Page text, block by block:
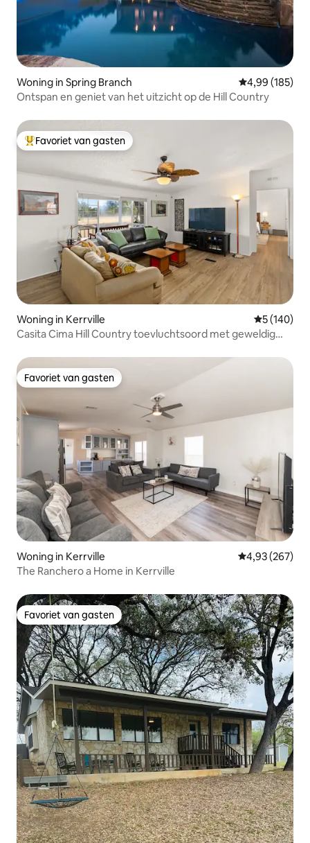
Woning in Spring Branch Gemiddelde
4,99 (185)
Ontspan en geniet van het uitzicht op de Hill Country
Topfavoriet van gasten
Favoriet van gasten
Woning in Kerrville
5 (140)
Casita Cima Hill Country toevluchtsoord met geweldig
Favoriet van gasten
Favoriet van gasten
Woning in Kerrville Gemiddelde
4,93 (267)
The Ranchero a Home in Kerrville
Favoriet van gasten
Favoriet van gasten